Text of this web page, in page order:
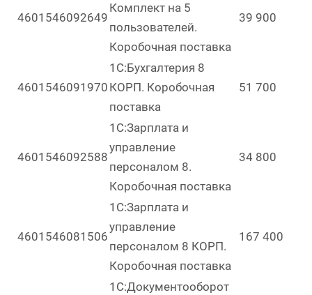
4601546092649
Комплект на 5
пользователей.
Коробочная поставка
39 900
4601546091970
1С:Бухгалтерия 8
КОРП. Коробочная
поставка
51 700
4601546092588
1С:Зарплата и
управление
персоналом 8.
Коробочная поставка
34 800
4601546081506
1С:Зарплата и
управление
персоналом 8 КОРП.
Коробочная поставка
167 400
1С:Документооборот